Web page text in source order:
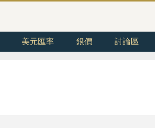
美元匯率 銀價 討論區